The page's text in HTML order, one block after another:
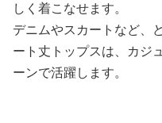
しく着こなせます。
デニムやスカートなど、
ート丈トップスは、カジ
ーンで活躍します。